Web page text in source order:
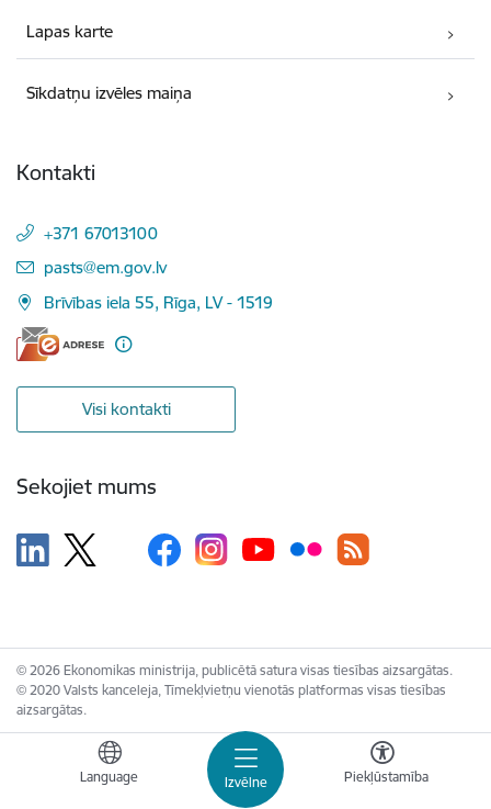
Izvēlne
Language Piekļūstamība
Lapas karte
Sīkdatņu izvēles maiņa
Kontakti
+371 67013100
E-pasts:
pasts@em.gov.lv
Brīvības iela 55, Rīga, LV - 1519
Visi kontakti
Sekojiet mums
© 2026 Ekonomikas ministrija, publicētā satura visas tiesības aizsargātas.
© 2020 Valsts kanceleja, Tīmekļvietņu vienotās platformas visas tiesības
aizsargātas.